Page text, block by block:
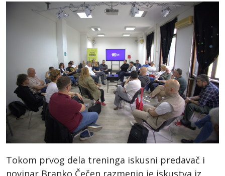
Tokom prvog dela treninga iskusni predavač i
novinar Branko Čečen razmenio je iskustva iz